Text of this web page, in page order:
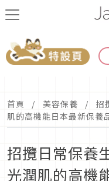
首頁 美容保養
招
肌的高機能日本最新保養
招攬日常保養
光潤肌的高機